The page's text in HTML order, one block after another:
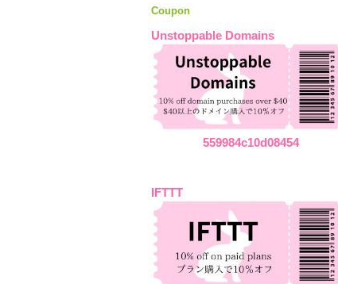
Coupon
Unstoppable Domains
559984c10d08454
IFTTT